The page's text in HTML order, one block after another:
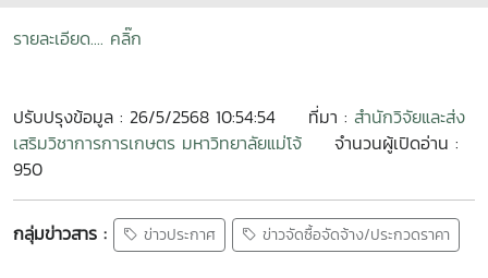
รายละเอียด.... คลิ๊ก
ปรับปรุงข้อมูล : 26/5/2568 10:54:54 ที่มา : สำนักวิจัยและส่ง
เสริมวิชาการการเกษตร มหาวิทยาลัยแม่โจ้
จำนวนผู้เปิดอ่าน :
950
กลุ่มข่าวสาร : ข่าวประกาศ ข่าวจัดซื้อจัดจ้าง/ประกวดราคา